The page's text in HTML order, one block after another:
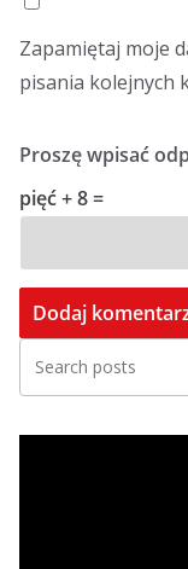
Zapamiętaj moje
pisania kolejnych
Proszę wpisać
pięć + 8 =